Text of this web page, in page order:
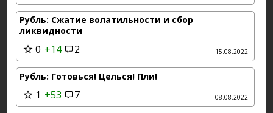
15.08.2022
Рубль: Сжатие волатильности и сбор
ликвидности
0 +14 2
08.08.2022
Рубль: Готовься! Целься! Пли!
1 +53 7